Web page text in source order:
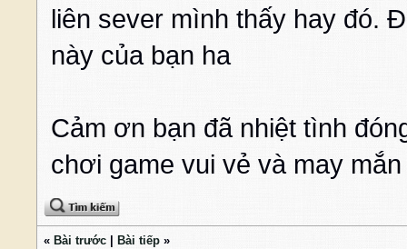
liên sever mình thấy hay đó.
này của bạn ha
Cảm ơn bạn đã nhiệt tình
chơi game vui vẻ và may
« Bài trước Bài tiếp »